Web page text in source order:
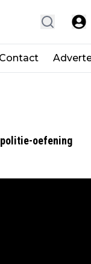
Contact
oefening